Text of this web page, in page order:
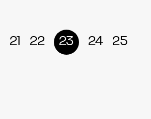
21 22 23 24 25